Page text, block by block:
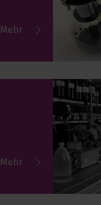
Mehr
Mehr